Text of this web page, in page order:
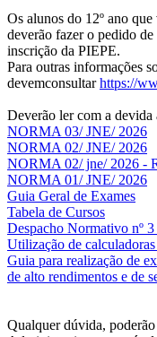
Os alunos do 12º ano
deverão fazer o pedido
inscrição da PIEPE.
Para outras informações
devemconsultarhttps://
Deverão ler com a devida
NORMA 03/ JNE/ 2026
NORMA 02/ JNE/ 2026
NORMA 02/ jne/ 2026 -
NORMA 01/ JNE/ 2026
Guia Geral de Exames
Tabela de Cursos
Despacho Normativo nº
Utilização de
Guia para realização de
de alto rendimentos e de
Qualquer dúvida,